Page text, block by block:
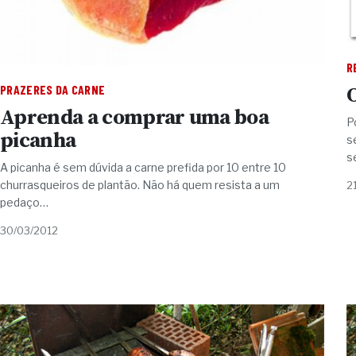
PRAZERES DA CARNE
Aprenda a comprar uma boa
picanha
A picanha é sem dúvida a carne prefida por 10 entre 10
churrasqueiros de plantão. Não há quem resista a um
pedaço…
30/03/2012